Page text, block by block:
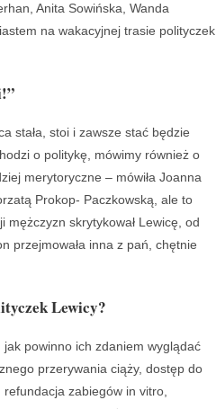
Anita Sowińska, Wanda
na wakacyjnej trasie polityczek
stała, stoi i zawsze stać będzie
o politykę, mówimy również o
merytoryczne – mówiła Joanna
Prokop- Paczkowską, ale to
mężczyzn skrytykował Lewicę, od
przejmowała inna z pań, chętnie
Lewicy?
jak powinno ich zdaniem wyglądać
przerywania ciąży, dostęp do
zabiegów in vitro,